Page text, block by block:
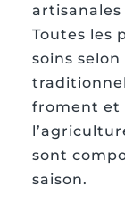
artisanales
Toutes les
soins
froment et
sont
saison.